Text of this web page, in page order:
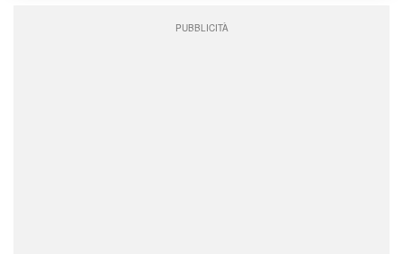
PUBBLICITÀ